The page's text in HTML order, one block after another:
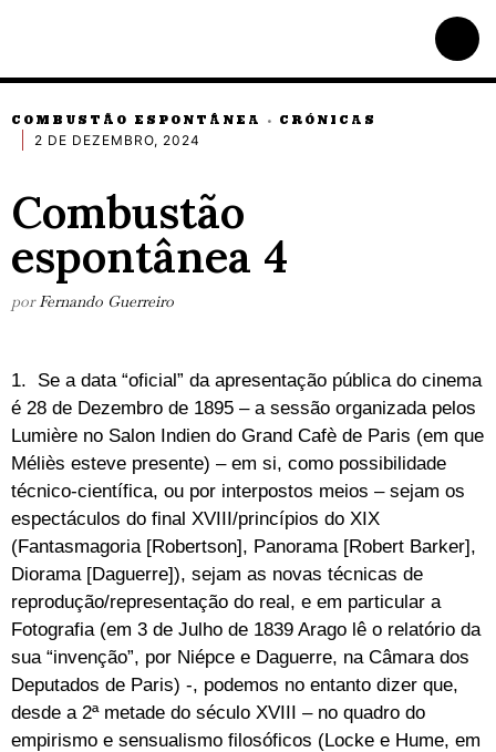
COMBUSTÃO ESPONTÂNEA · CRÓNICAS
2 DE DEZEMBRO, 2024
Combustão
espontânea 4
porFernando Guerreiro
1. Se a data “oficial” da apresentação pública do cinema
é 28 de Dezembro de 1895 – a sessão organizada pelos
Lumière no Salon Indien do Grand Cafè de Paris (em que
Méliès esteve presente) – em si, como possibilidade
técnico-científica, ou por interpostos meios – sejam os
espectáculos do final XVIII/princípios do XIX
(Fantasmagoria [Robertson], Panorama [Robert Barker],
Diorama [Daguerre]), sejam as novas técnicas de
reprodução/representação do real, e em particular a
Fotografia (em 3 de Julho de 1839 Arago lê o relatório da
sua “invenção”, por Niépce e Daguerre, na Câmara dos
Deputados de Paris) -, podemos no entanto dizer que,
desde a 2ª metade do século XVIII – no quadro do
empirismo e sensualismo filosóficos (Locke e Hume, em